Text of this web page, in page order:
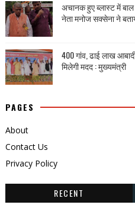
अचानक हुए ब्लास्ट में
नेता मनोज सक्सेना ने
400 गांव, ढाई लाख
मिलेगी मदद : मुख्यमंत्री
PAGES
About
Contact Us
Privacy Policy
RECENT